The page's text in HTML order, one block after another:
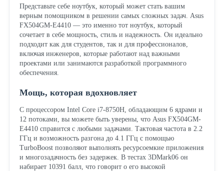
Представьте себе ноутбук, который может стать вашим
верным помощником в решении самых сложных задач. Asus
FX504GM-E4410 — это именно тот ноутбук, который
сочетает в себе мощность, стиль и надежность. Он идеально
подходит как для студентов, так и для профессионалов,
включая инженеров, которые работают над важными
проектами или занимаются разработкой программного
обеспечения.
Мощь, которая вдохновляет
С процессором Intel Core i7-8750H, обладающим 6 ядрами и
12 потоками, вы можете быть уверены, что Asus FX504GM-
E4410 справится с любыми задачами. Тактовая частота в 2.2
ГГц и возможность разгона до 4.1 ГГц с помощью
TurboBoost позволяют выполнять ресурсоемкие приложения
и многозадачность без задержек. В тестах 3DMark06 он
набирает 10391 балл, что говорит о его высокой